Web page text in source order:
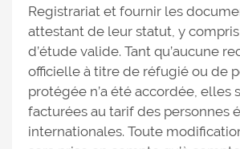
Registrariat et fournir les
attestant de leur statut, y
d’étude valide. Tant qu’aucune
officielle à titre de réfugié ou de
protégée n’a été accordée, elles
facturées au tarif des personnes
internationales. Toute